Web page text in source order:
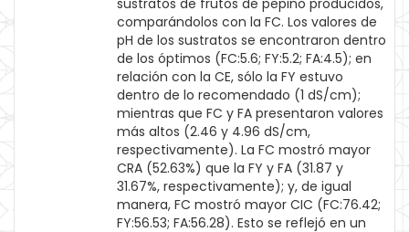
sustratos de frutos de pepino producidos,
comparándolos con la FC. Los valores de
pH de los sustratos se encontraron dentro
de los óptimos (FC:5.6; FY:5.2; FA:4.5); en
relación con la CE, sólo la FY estuvo
dentro de lo recomendado (1 dS/cm);
mientras que FC y FA presentaron valores
más altos (2.46 y 4.96 dS/cm,
respectivamente). La FC mostró mayor
CRA (52.63%) que la FY y FA (31.87 y
31.67%, respectivamente); y, de igual
manera, FC mostró mayor CIC (FC:76.42;
FY:56.53; FA:56.28). Esto se reflejó en un